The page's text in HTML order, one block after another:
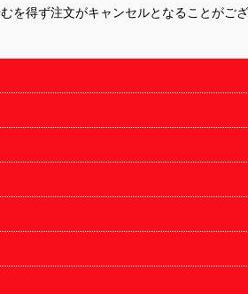
を得ず注文がキャンセルとなることがござ